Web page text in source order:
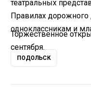
театральных
Правилах
одноклассникам и
Торжественное
сентября.
ПОДОЛЬСК